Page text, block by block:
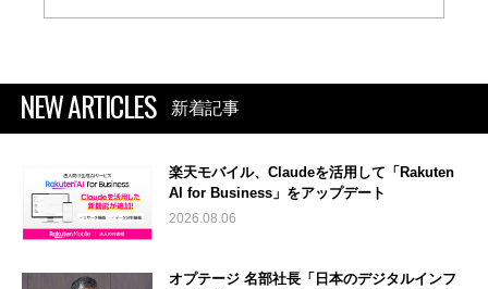
NEW ARTICLES 新着記事
楽天モバイル、Claudeを活用して「Rakuten
AI for Business」をアップデート
2026.08.06
オプテージ 名部社長「日本のデジタルインフ